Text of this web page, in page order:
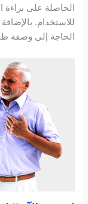
الحاصلة على براءة
للاستخدام.
الحاجة إلى وصفة